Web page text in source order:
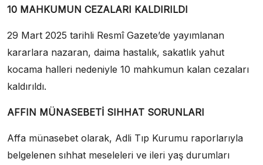
10 MAHKUMUN CEZALARI KALDIRILDI
29 Mart 2025 tarihli Resmî Gazete’de yayımlanan
kararlara nazaran, daima hastalık, sakatlık yahut
kocama halleri nedeniyle 10 mahkumun kalan cezaları
kaldırıldı.
AFFIN MÜNASEBETİ SIHHAT SORUNLARI
Affa münasebet olarak, Adli Tıp Kurumu raporlarıyla
belgelenen sıhhat meseleleri ve ileri yaş durumları